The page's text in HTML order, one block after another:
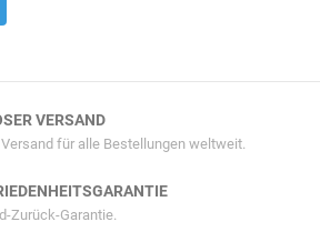
VERSAND
für alle Bestellungen weltweit.
Zurück-Garantie.